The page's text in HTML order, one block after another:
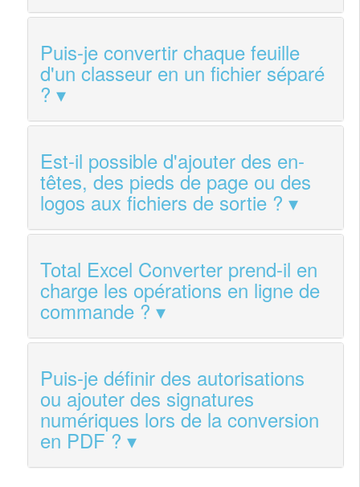
Puis-je convertir chaque feuille
d'un classeur en un fichier séparé
?
Est-il possible d'ajouter des en-
têtes, des pieds de page ou des
logos aux fichiers de sortie ?
Total Excel Converter prend-il en
charge les opérations en ligne de
commande ?
Puis-je définir des autorisations
ou ajouter des signatures
numériques lors de la conversion
en PDF ?